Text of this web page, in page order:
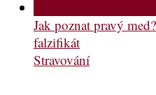
Jak poznat pravý
falzifikát
Stravování